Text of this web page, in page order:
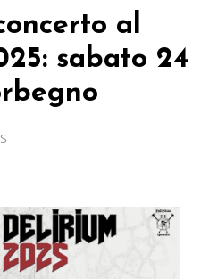
al
sabato 24